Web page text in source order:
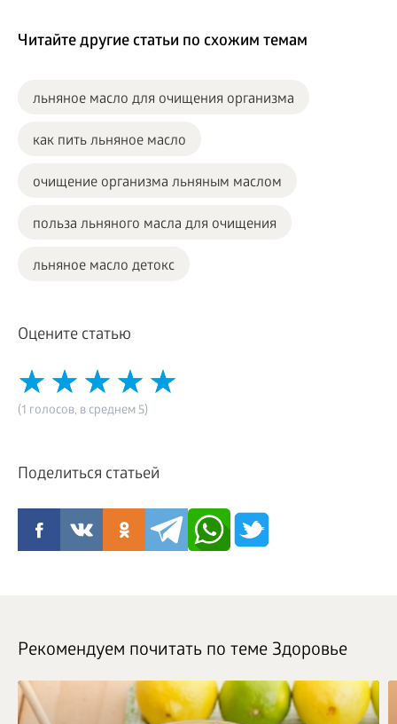
Читайте другие статьи по схожим темам
льняное масло для очищения организма
как пить льняное масло
очищение организма льняным маслом
польза льняного масла для очищения
льняное масло детокс
Оцените статью
(1 голосов, в среднем 5)
Поделиться статьей
Рекомендуем почитать по теме Здоровье